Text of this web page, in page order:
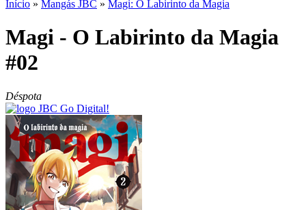
Início » Mangás JBC » Magi: O Labirinto da Magia
Magi - O Labirinto da Magia
#02
Déspota